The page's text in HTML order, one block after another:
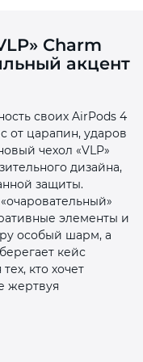
Charm
акцент
своих AirPods 4
от царапин, ударов
чехол «VLP»
дизайна,
защиты.
элементы и
особый шарм, а
кейс
кто хочет
жертвуя
в 2 недели